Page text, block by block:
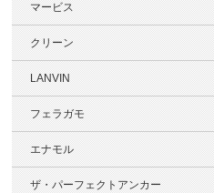
マービス
クリーン
LANVIN
フェラガモ
エナモル
ザ・パーフェクトアンカー